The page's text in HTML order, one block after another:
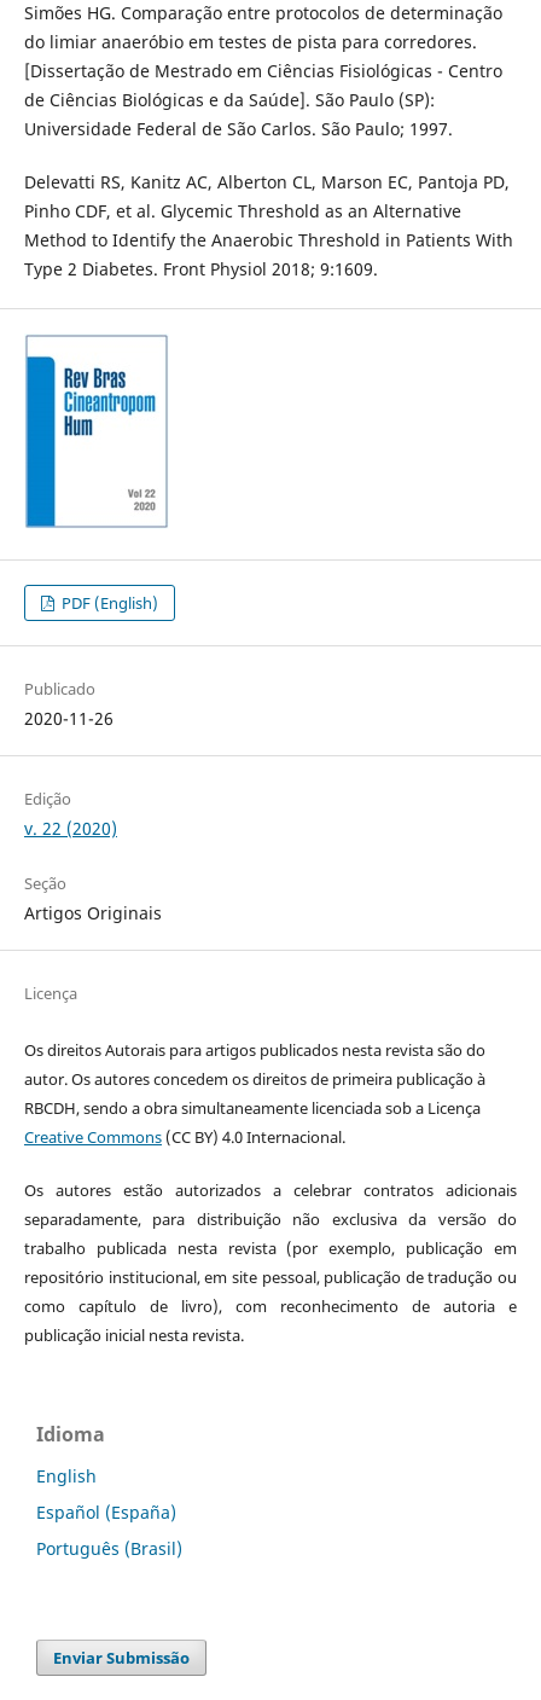
Simões HG. Comparação entre protocolos de determinação
do limiar anaeróbio em testes de pista para corredores.
[Dissertação de Mestrado em Ciências Fisiológicas - Centro
de Ciências Biológicas e da Saúde]. São Paulo (SP):
Universidade Federal de São Carlos. São Paulo; 1997.
Delevatti RS, Kanitz AC, Alberton CL, Marson EC, Pantoja PD,
Pinho CDF, et al. Glycemic Threshold as an Alternative
Method to Identify the Anaerobic Threshold in Patients With
Type 2 Diabetes. Front Physiol 2018; 9:1609.
PDF (English)
Publicado
2020-11-26
Edição
v. 22 (2020)
Seção
Artigos Originais
Licença
Os direitos Autorais para artigos publicados nesta revista são do
autor. Os autores concedem os direitos de primeira publicação à
RBCDH, sendo a obra simultaneamente licenciada sob a Licença
Creative Commons(CC BY) 4.0 Internacional.
Os autores estão autorizados a celebrar contratos adicionais
separadamente, para distribuição não exclusiva da versão do
trabalho publicada nesta revista (por exemplo, publicação em
repositório institucional, em site pessoal, publicação de tradução ou
como capítulo de livro), com reconhecimento de autoria e
publicação inicial nesta revista.
Idioma
English
Español (España)
Português (Brasil)
Enviar Submissão